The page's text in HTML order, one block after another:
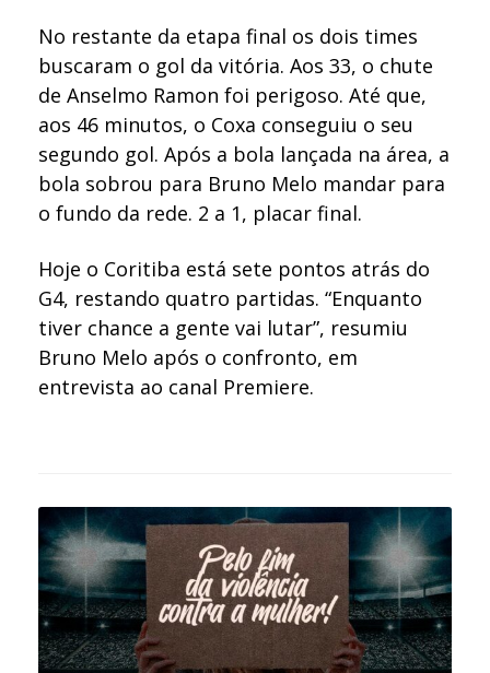
No restante da etapa final os dois times
buscaram o gol da vitória. Aos 33, o chute
de Anselmo Ramon foi perigoso. Até que,
aos 46 minutos, o Coxa conseguiu o seu
segundo gol. Após a bola lançada na área, a
bola sobrou para Bruno Melo mandar para
o fundo da rede. 2 a 1, placar final.
Hoje o Coritiba está sete pontos atrás do
G4, restando quatro partidas. “Enquanto
tiver chance a gente vai lutar”, resumiu
Bruno Melo após o confronto, em
entrevista ao canal Premiere.